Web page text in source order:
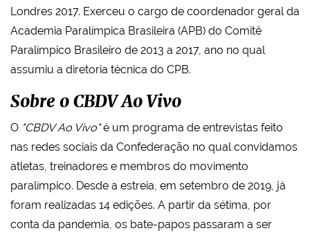
Londres 2017. Exerceu o cargo de coordenador geral da
Academia Paralímpica Brasileira (APB) do Comitê
Paralímpico Brasileiro de 2013 a 2017, ano no qual
assumiu a diretoria técnica do CPB.
Sobre o CBDV Ao Vivo
O "CBDV Ao Vivo"é um programa de entrevistas feito
nas redes sociais da Confederação no qual convidamos
atletas, treinadores e membros do movimento
paralímpico. Desde a estreia, em setembro de 2019, já
foram realizadas 14 edições. A partir da sétima, por
conta da pandemia, os bate-papos passaram a ser